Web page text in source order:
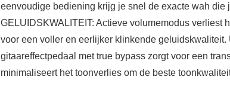
eenvoudige bediening krijg je snel de exacte wah die
GELUIDSKWALITEIT: Actieve volumemodus verliest
voor een voller en eerlijker klinkende geluidskwaliteit.
gitaareffectpedaal met true bypass zorgt voor een
minimaliseert het toonverlies om de beste